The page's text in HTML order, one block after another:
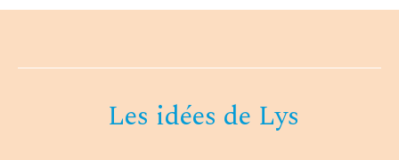
Les idées de Lys